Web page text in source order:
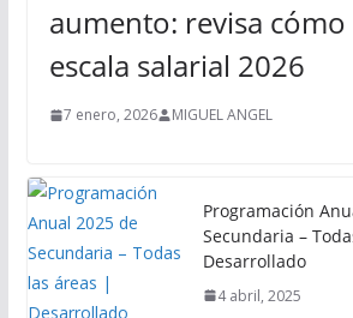
aumento: revisa
escala salarial 2026
7 enero, 2026 MIGUEL ANGEL
Programación
Secundaria –
Desarrollado
4 abril, 2025